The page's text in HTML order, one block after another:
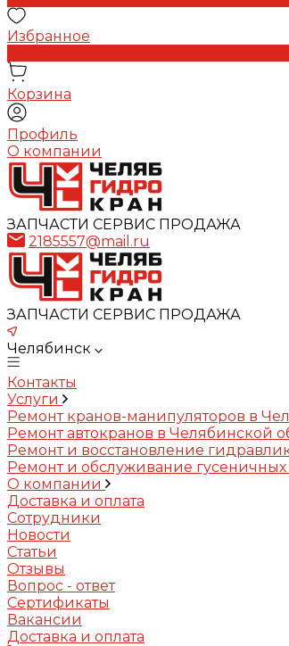
Избранное
Корзина
Профиль
О компании
ЗАПЧАСТИ СЕРВИС ПРОДАЖА
2185557@mail.ru
ЗАПЧАСТИ СЕРВИС ПРОДАЖА
Челябинск
Контакты
Услуги
Ремонт кранов-манипуляторов в
Ремонт автокранов в Челябинской
Ремонт и восстановление
Ремонт и обслуживание гусеничных
О компании
Доставка и оплата
Сотрудники
Новости
Статьи
Отзывы
Вопрос - ответ
Сертификаты
Вакансии
Доставка и оплата